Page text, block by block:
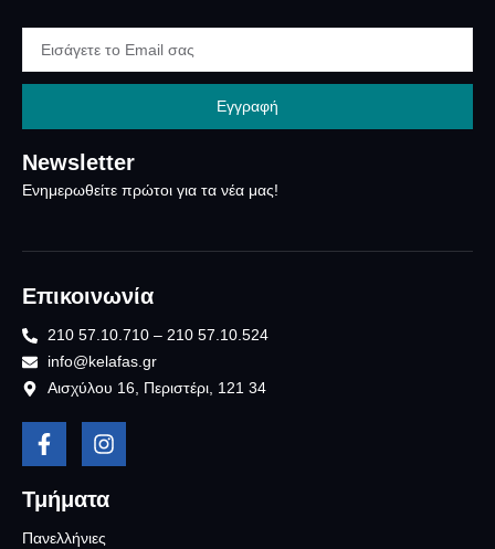
Newsletter
Ενημερωθείτε πρώτοι για τα νέα μας!
Εγγραφή
Επικοινωνία
210 57.10.710 – 210 57.10.524
info@kelafas.gr
Αισχύλου 16, Περιστέρι, 121 34
Τμήματα
Πανελλήνιες